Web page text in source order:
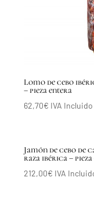
Lomo de cebo
– pieza entera
62,70€ IVA Incluido
Jamón de cebo de
raza ibérica –
212,00€ IVA